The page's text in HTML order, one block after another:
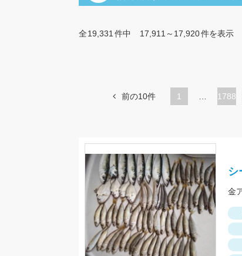
全19,331 件中 17,911～17,920件を表示
前の10件 1
ペ
1788
シ
金